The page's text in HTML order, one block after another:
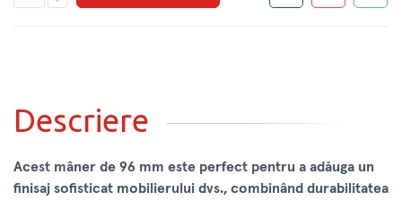
Descriere
Acest mâner de 96 mm este perfect pentru a adăuga un
finisaj sofisticat mobilierului dvs., combinând durabilitatea